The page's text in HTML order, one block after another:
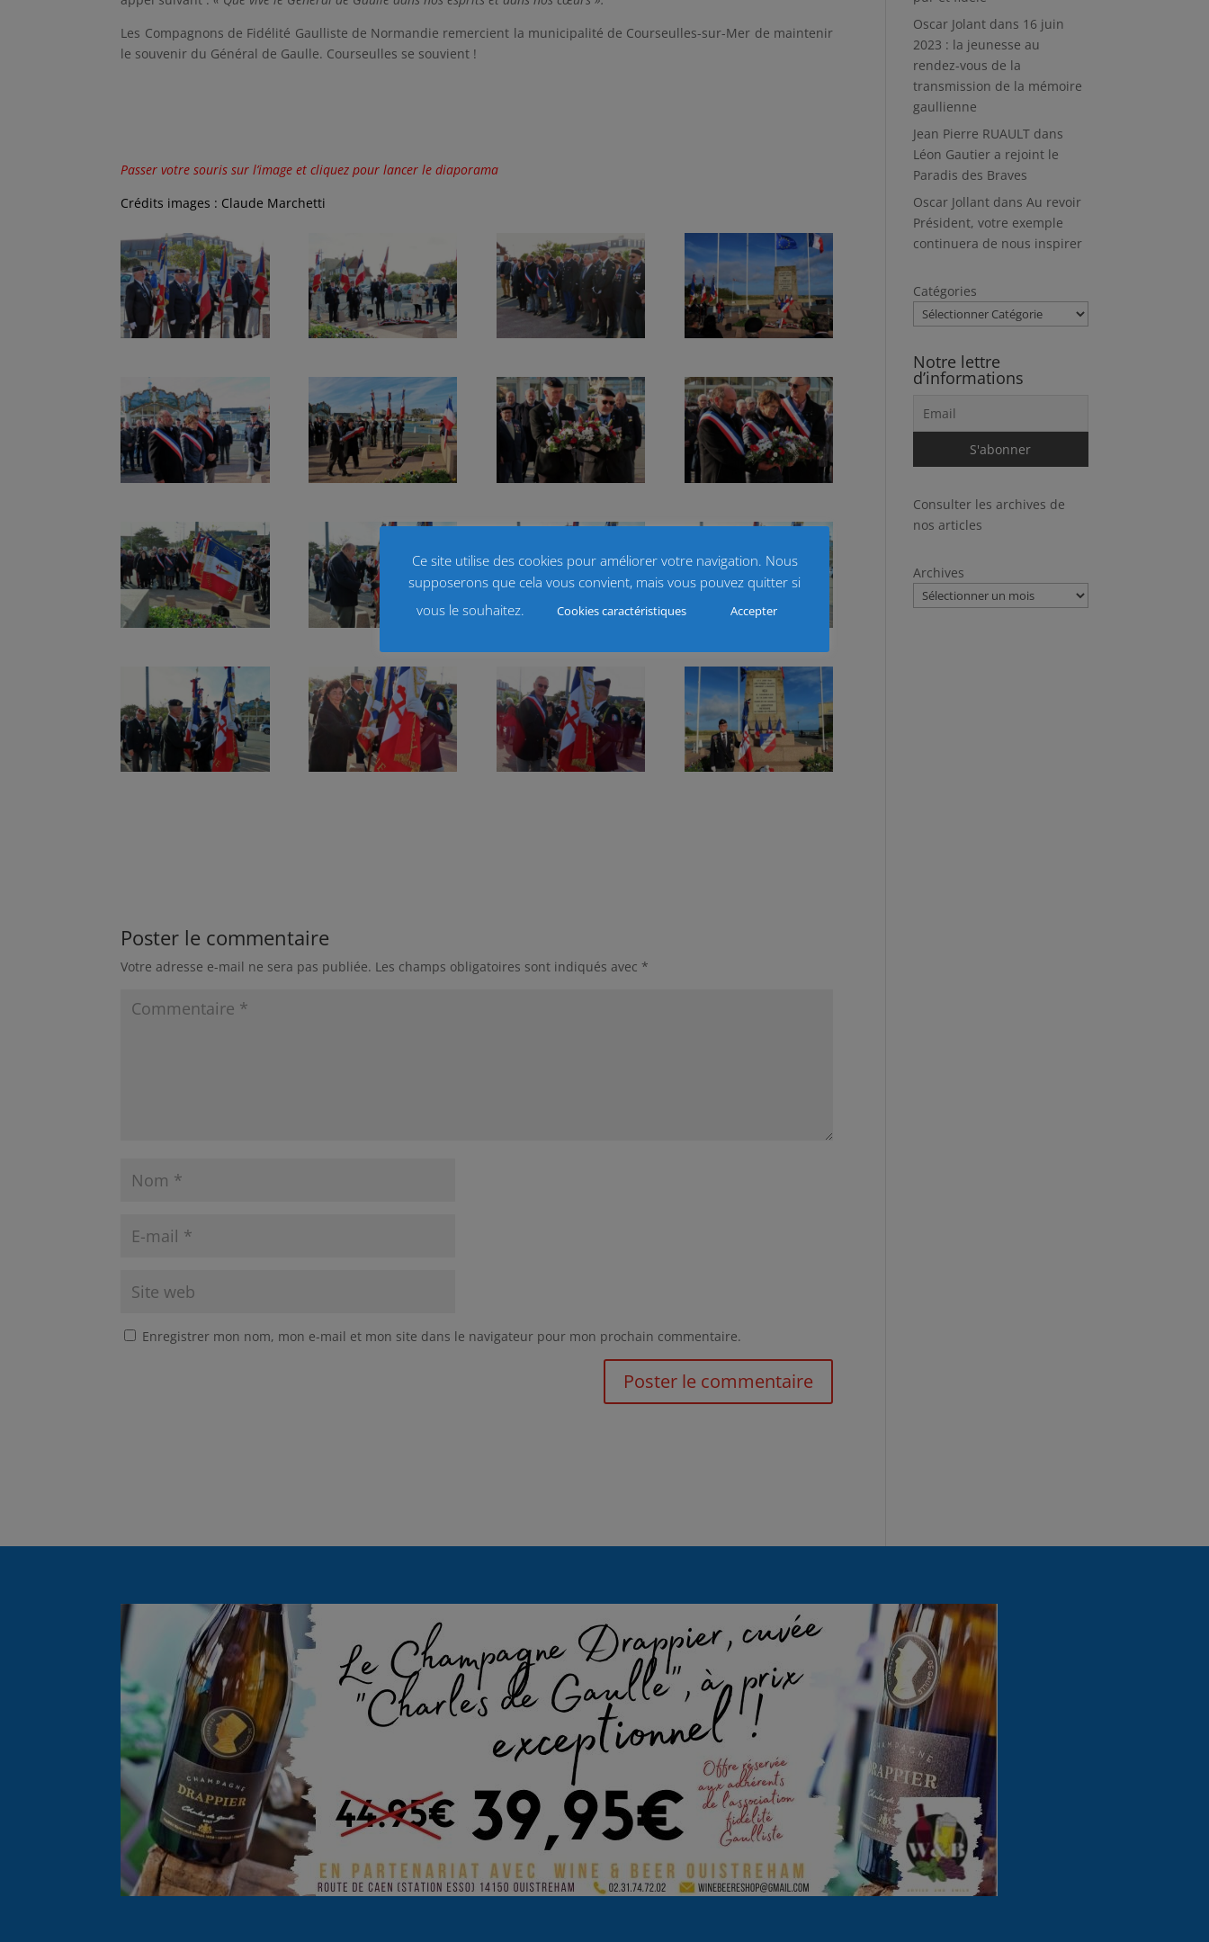
Les Compagnons de Fidélité Gaulliste de Normandie remercient la municipalité de Courseulles-sur-Mer de maintenir
le souvenir du Général de Gaulle. Courseulles se souvient !
Passer votre souris sur l’image et cliquez pour lancer le diaporama
Crédits images : Claude Marchetti
Poster le commentaire
Votre adresse e-mail ne sera pas publiée. Les champs obligatoires sont indiqués avec*
Enregistrer mon nom, mon e-mail et mon site dans le navigateur pour mon prochain commentaire.
Oscar Jolant dans 16 juin
2023 : la jeunesse au
rendez-vous de la
transmission de la mémoire
gaullienne
Jean Pierre RUAULT dans
Léon Gautier a rejoint le
Paradis des Braves
Oscar Jollant dansAu revoir
Président, votre exemple
continuera de nous inspirer
Catégories
Notre lettre
d’informations
Consulter les archives de
nos articles
Archives
Ce site utilise des cookies pour améliorer votre navigation. Nous
supposerons que cela vous convient, mais vous pouvez quitter si
vous le souhaitez.
Cookies caractéristiques Accepter